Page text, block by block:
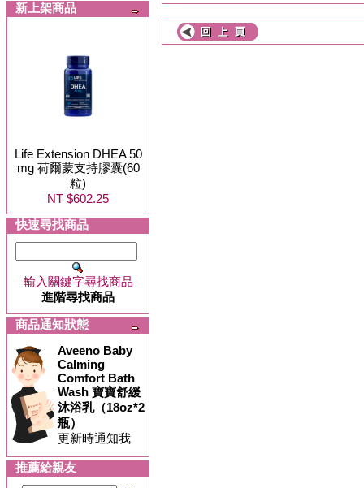
新上架商品
Life Extension DHEA 50
mg 荷爾蒙支持膠囊(60
粒)
NT $602.25
快速尋找商品
輸入關鍵字尋找商品
進階尋找商品
商品通知狀態
Aveeno Baby
Calming
Comfort Bath
Wash 寶寶舒緩
沐浴乳（18oz*2
瓶）
更新時通知我
推薦給親友